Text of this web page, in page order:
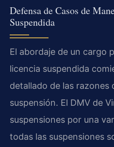
Defensa de Casos de
Suspendida
El abordaje de un cargo
licencia suspendida
detallado de las razones
suspensión. El DMV de
suspensiones por una
todas las suspensiones